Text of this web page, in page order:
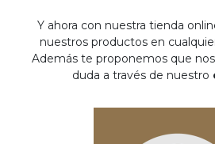
Y ahora con nuestra tienda
nuestros productos en
Además te proponemos que
duda a través de nuestro